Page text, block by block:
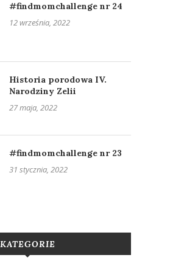
#findmomchallenge nr 24
12 września, 2022
Historia porodowa IV.
Narodziny Zelii
27 maja, 2022
#findmomchallenge nr 23
31 stycznia, 2022
KATEGORIE